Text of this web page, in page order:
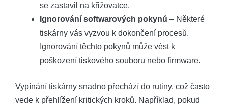
se zastavil na křižovatce.
Ignorování softwarových pokynů – Některé
tiskárny vás vyzvou k dokončení procesů.
Ignorování těchto pokynů může vést k
poškození tiskového souboru nebo firmware.
Vypínání tiskárny snadno přechází do rutiny, což často
vede k přehlížení kritických kroků. Například, pokud